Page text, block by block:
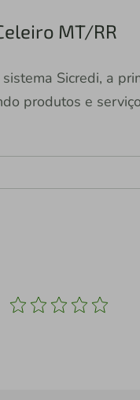
MT/RR
Sicredi, a
produtos e